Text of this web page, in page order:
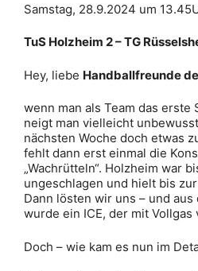
Samstag, 28.9.2024 um
TuS Holzheim 2 – TG
Hey, liebe Handballfreunde
wenn man als Team das
neigt man vielleicht
nächsten Woche doch etwas
fehlt dann erst einmal die
„Wachrütteln“. Holzheim war
ungeschlagen und hielt bis
Dann lösten wir uns – und aus
wurde ein ICE, der mit Vollgas
Doch – wie kam es nun im